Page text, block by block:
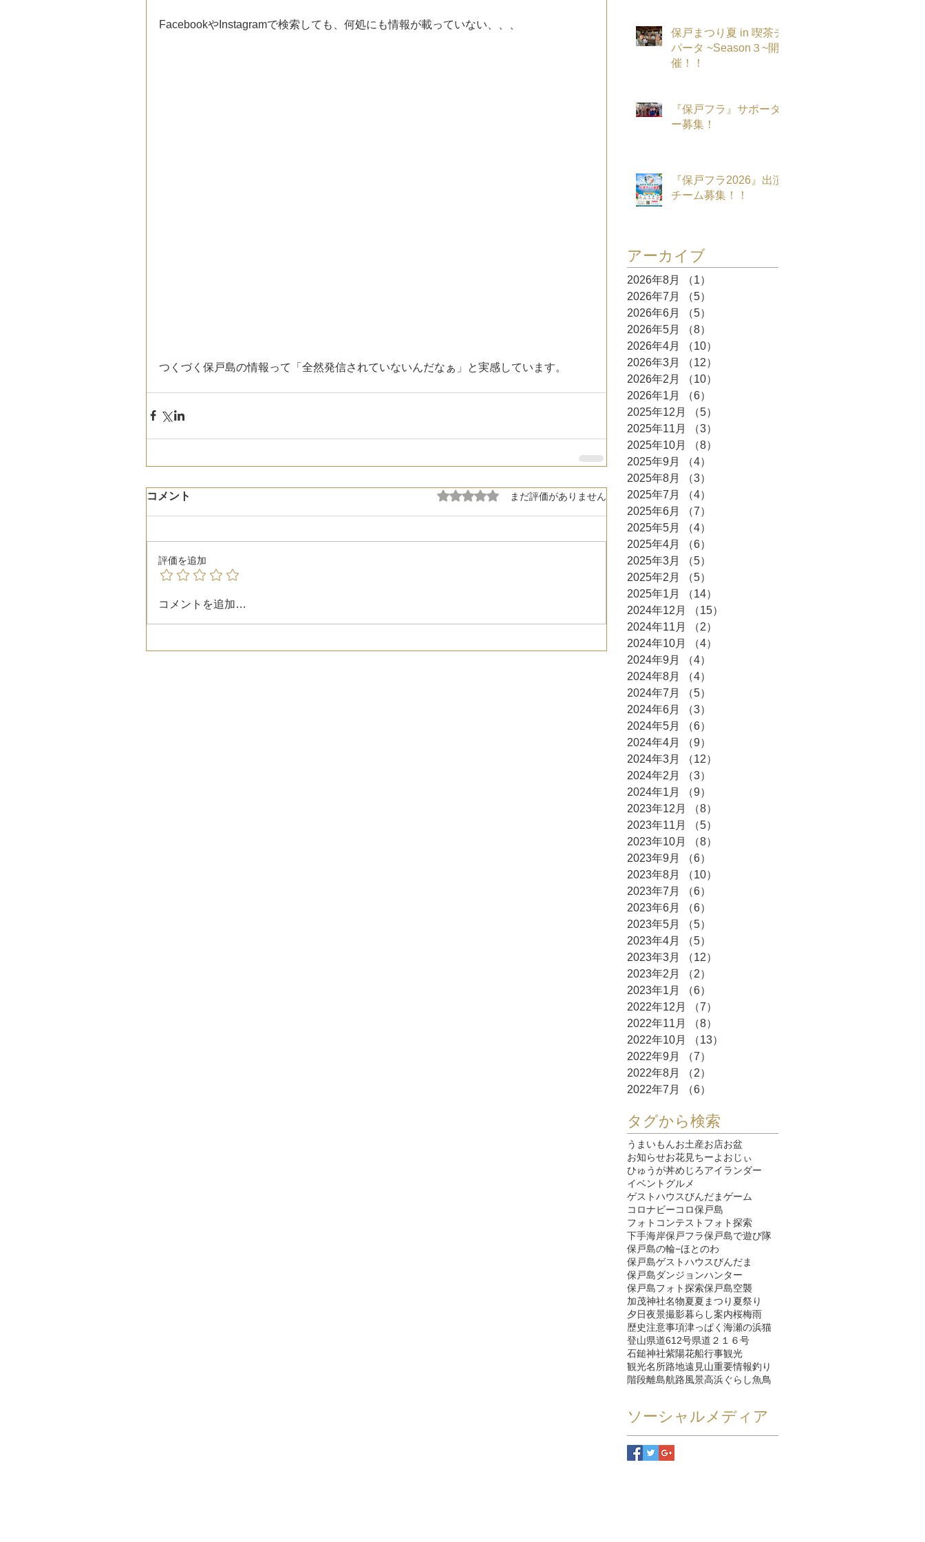
FacebookやInstagramで検索しても、何処にも情報が載っていない、、、
つくづく保戸島の情報って「全然発信されていないんだなぁ」と実感しています。
コメント 5つ星のうち0と評価されています。
まだ評価がありません
評価を追加
コメントを追加…
保戸まつり夏 in 喫茶チ
パータ ~Season３~開
催！！
『保戸フラ』サポータ
ー募集！
『保戸フラ2026』出演
チーム募集！！
アーカイブ
2026年8月 （1）
2026年7月
（5）
2026年6月
（5）
2026年5月
（8）
2026年4月
（10）
2026年3月
（12）
2026年2月
（10）
2026年1月
（6）
2025年12月
（5）
2025年11月
（3）
2025年10月
（8）
2025年9月
（4）
2025年8月
（3）
2025年7月
（4）
2025年6月
（7）
2025年5月
（4）
2025年4月
（6）
2025年3月
（5）
2025年2月
（5）
2025年1月
（14）
2024年12月
（15）
2024年11月
（2）
2024年10月
（4）
2024年9月
（4）
2024年8月
（4）
2024年7月
（5）
2024年6月
（3）
2024年5月
（6）
2024年4月
（9）
2024年3月
（12）
2024年2月
（3）
2024年1月
（9）
2023年12月
（8）
2023年11月
（5）
2023年10月
（8）
2023年9月
（6）
2023年8月
（10）
2023年7月
（6）
2023年6月
（6）
2023年5月
（5）
2023年4月
（5）
2023年3月
（12）
2023年2月
（2）
2023年1月
（6）
2022年12月
（7）
2022年11月
（8）
2022年10月
（13）
2022年9月
（7）
2022年8月
（2）
2022年7月
（6）
タグから検索
うまいもんお土産お店お盆
お知らせお花見ちーよおじぃ
ひゅうが丼めじろアイランダー
イベント グルメ
ゲストハウスびんだまゲーム
コロナビーコロ保戸島
フォトコンテスト フォト探索
下手海岸保戸フラ保戸島で遊び隊
保戸島の輪−ほとのわ
保戸島ゲストハウスびんだま
保戸島ダンジョンハンター
保戸島フォト探索保戸島空襲
加茂神社名物夏夏まつり 夏祭り
夕日夜景撮影暮らし案内桜梅雨
歴史注意事項津っぱく 海瀬の浜猫
登山県道612号県道２１６号
石鎚神社紫陽花船行事観光
観光名所路地遠見山重要情報釣り
階段離島航路 風景高浜ぐらし魚鳥
ソーシャルメディア